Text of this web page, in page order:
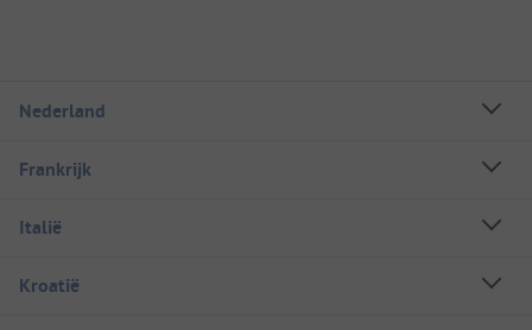
Nederland
Frankrijk
Italië
Kroatië